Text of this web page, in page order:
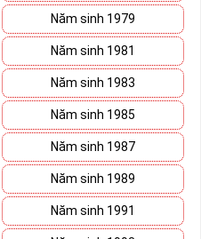
kích tài, chiêu lộc đem đến
mọi người. Bên cạnh đó số sim
vận hạn giúp cuộc sống bạn
Lục Quý 9?
Năm sinh 1979
Năm sinh 1981
Năm sinh 1983
Năm sinh 1985
Năm sinh 1987
Năm sinh 1989
Năm sinh 1991